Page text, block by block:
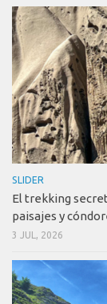
SLIDER
El trekking
paisajes y
3 JUL, 2026